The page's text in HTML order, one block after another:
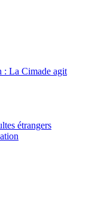
: La Cimade agit
étrangers